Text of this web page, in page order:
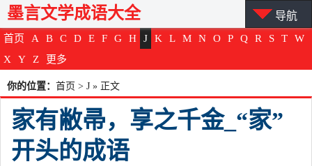
首页 A B C D E F G H J K L M N O P Q R S T
W
X
Y Z 更多
墨言文学成语大全 导航
你的位置： 首页 > J » 正文
家有敝帚，享之千金_“家”
开头的成语